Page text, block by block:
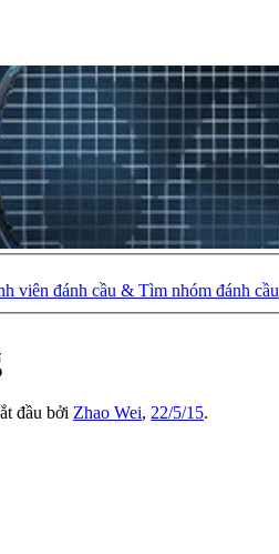
viên đánh cầu & Tìm nhóm đánh cầu
đầu bởi Zhao Wei, 22/5/15.